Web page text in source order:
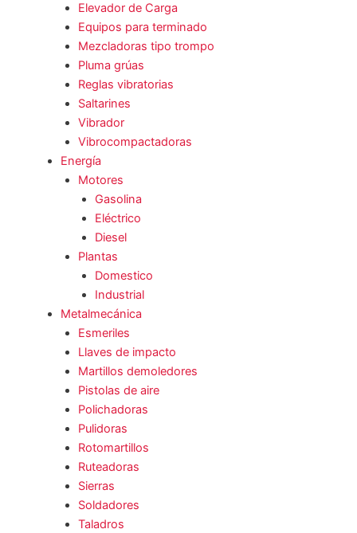
Elevador de Carga
Equipos para terminado
Mezcladoras tipo trompo
Pluma grúas
Reglas vibratorias
Saltarines
Vibrador
Vibrocompactadoras
Energía
Motores
Gasolina
Eléctrico
Diesel
Plantas
Domestico
Industrial
Metalmecánica
Esmeriles
Llaves de impacto
Martillos demoledores
Pistolas de aire
Polichadoras
Pulidoras
Rotomartillos
Ruteadoras
Sierras
Soldadores
Taladros